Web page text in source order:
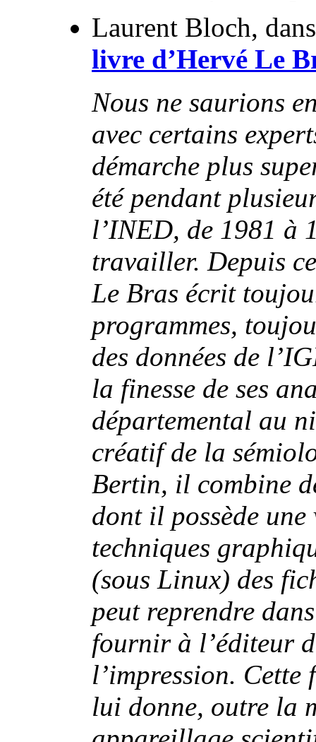
Laurent Bloch,
livre d’Hervé Le
Nous ne saurions
avec certains
démarche plus
été pendant
l’INED, de 1981 à
travailler. Depuis
Le Bras écrit
programmes,
des données de
la finesse de ses
départemental au
créatif de la
Bertin, il combine
dont il possède une
techniques
(sous Linux) des
peut reprendre
fournir à l’éditeur
l’impression. Cette
lui donne, outre la